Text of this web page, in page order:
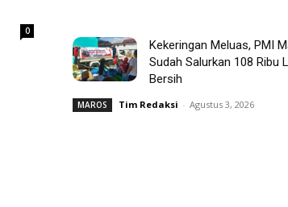
0
Kekeringan Meluas, PMI
Sudah Salurkan 108 Ribu
Bersih
MAROS Tim Redaksi - Agustus 3, 2026